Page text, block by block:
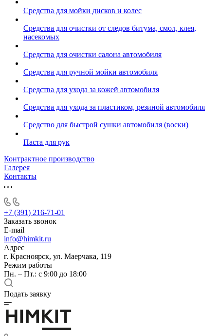
Средства для мойки дисков и колес
Средства для очистки от следов битума, смол, клея,
насекомых
Средства для очистки салона автомобиля
Средства для ручной мойки автомобиля
Средства для ухода за кожей автомобиля
Средства для ухода за пластиком, резиной автомобиля
Средство для быстрой сушки автомобиля (воски)
Паста для рук
Контрактное производство
Галерея
Контакты
+7 (391) 216-71-01
Заказать звонок
E-mail
info@himkit.ru
Адрес
г. Красноярск, ул. Маерчака, 119
Режим работы
Пн. – Пт.: с 9:00 до 18:00
Подать заявку